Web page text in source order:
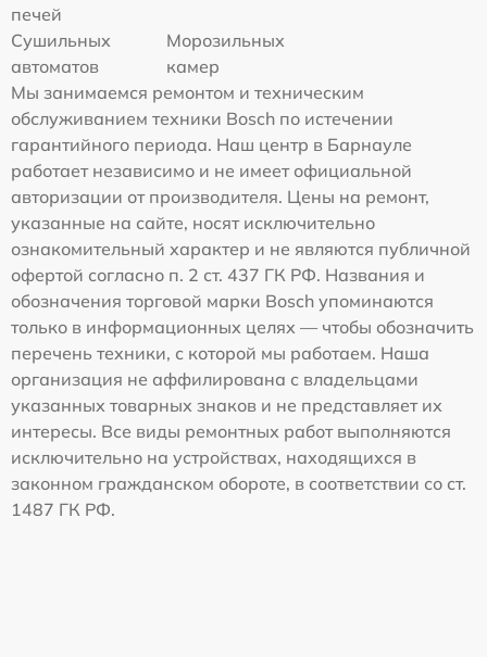
печей
Сушильных
автоматов
Морозильных
камер
Мы занимаемся ремонтом и техническим
обслуживанием техники Bosch по истечении
гарантийного периода. Наш центр в Барнауле
работает независимо и не имеет официальной
авторизации от производителя. Цены на ремонт,
указанные на сайте, носят исключительно
ознакомительный характер и не являются публичной
офертой согласно п. 2 ст. 437 ГК РФ. Названия и
обозначения торговой марки Bosch упоминаются
только в информационных целях — чтобы обозначить
перечень техники, с которой мы работаем. Наша
организация не аффилирована с владельцами
указанных товарных знаков и не представляет их
интересы. Все виды ремонтных работ выполняются
исключительно на устройствах, находящихся в
законном гражданском обороте, в соответствии со ст.
1487 ГК РФ.